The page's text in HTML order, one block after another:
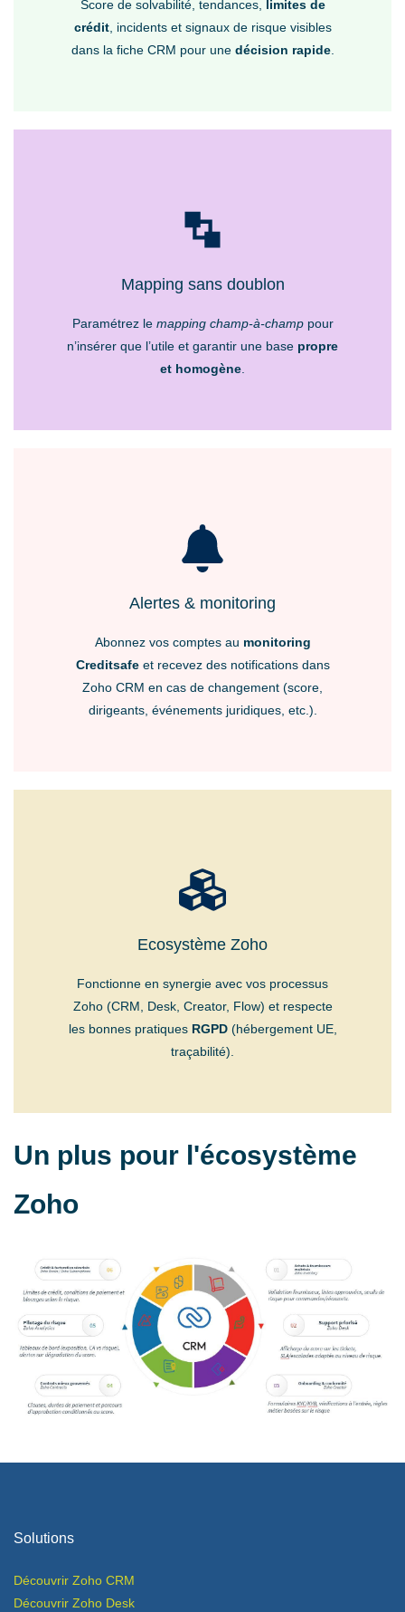
Score de solvabilité, tendances,
limites de
crédit, incidents et signaux de risque visibles
dans la fiche CRM pour une décision rapide.
Mapping sans doublon
Paramétrez le mapping champ-à-champpour
n’insérer que l’utile et garantir une base propre
et homogène.
Alertes & monitoring
Abonnez vos comptes au monitoring
Creditsafeet recevez des notifications dans
Zoho CRM en cas de changement (score,
dirigeants, événements juridiques, etc.).
Ecosystème Zoho
Fonctionne en synergie avec vos processus
Zoho (CRM, Desk, Creator, Flow) et respecte
les bonnes pratiques RGPD(hébergement UE,
traçabilité).
Un plus pour l'écosystème
Zoho
Solutions
Découvrir Zoho CRM
Découvrir Zoho Desk